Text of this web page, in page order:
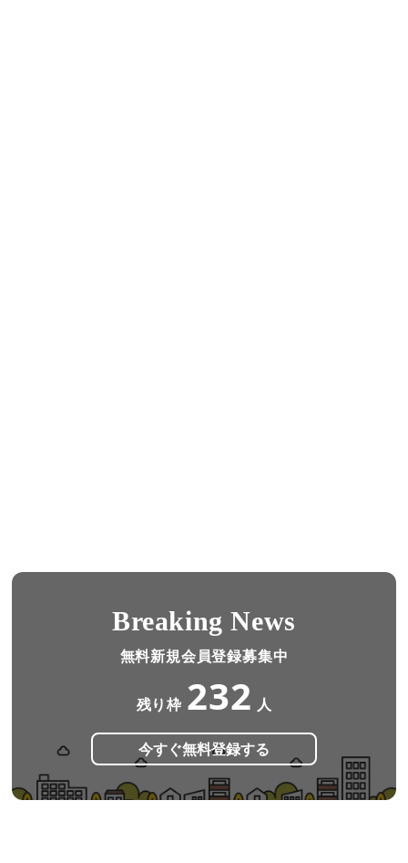
Breaking News
無料新規会員登録募集中
残り枠 232 人
今すぐ無料登録する